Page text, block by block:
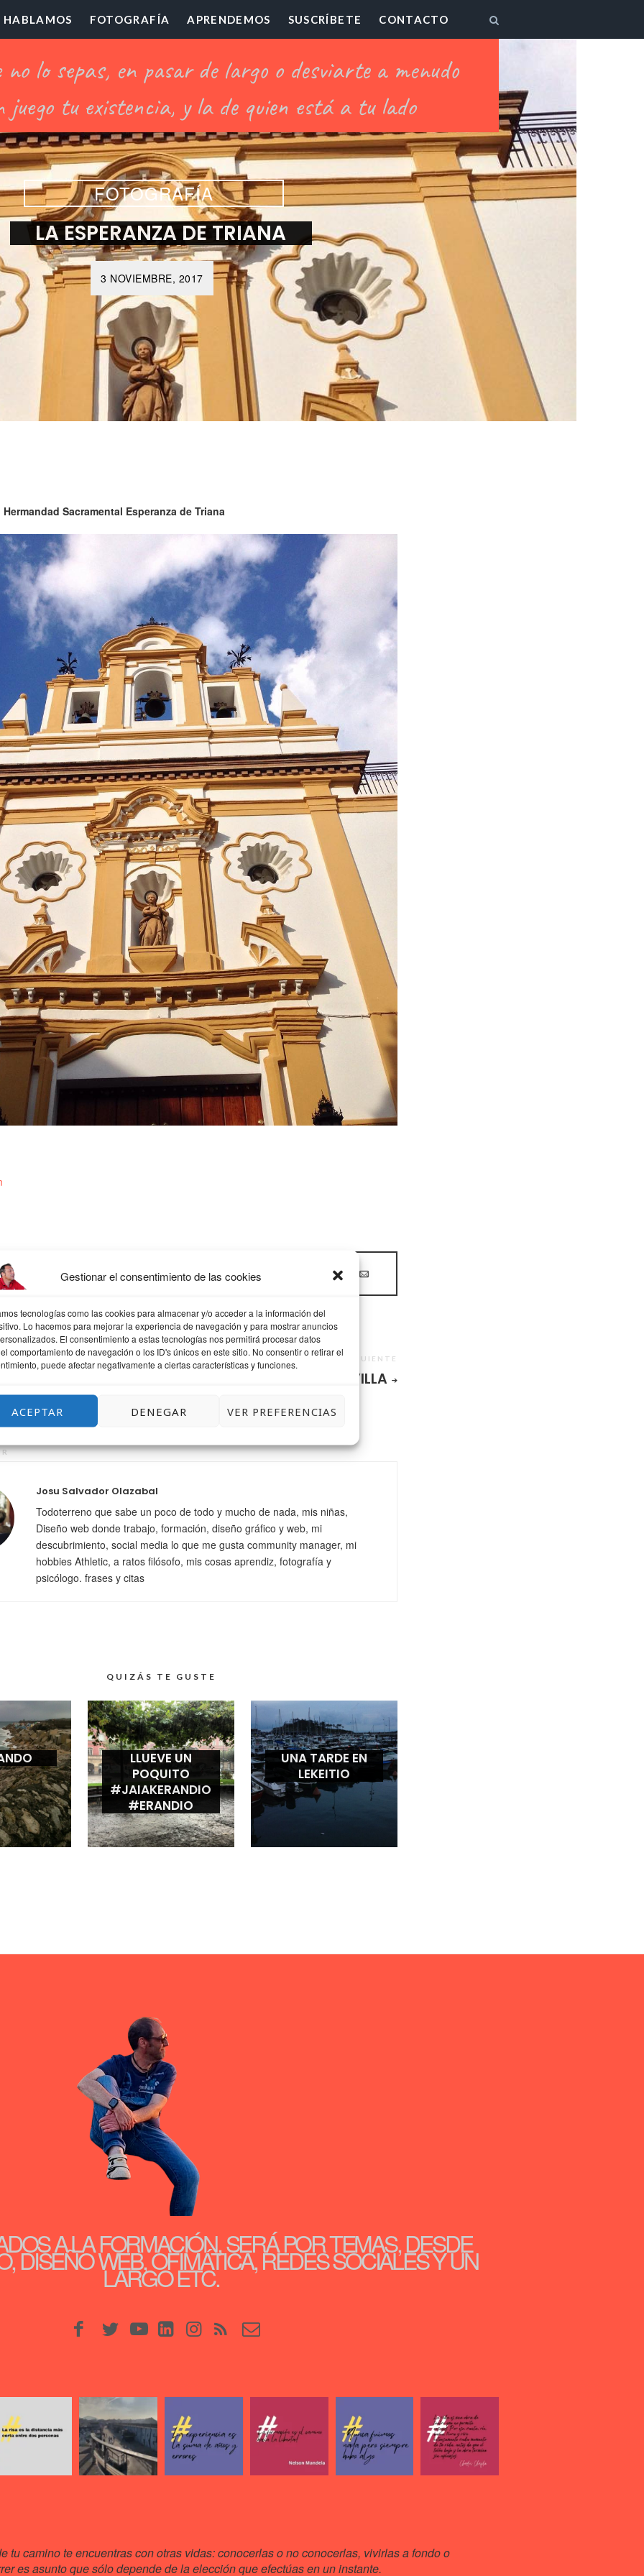
Gestionar el consentimiento de las cookies
tecnologías como las cookies para almacenar y/o acceder a la información del
Lo hacemos para mejorar la experiencia de navegación y para mostrar anuncios
El consentimiento a estas tecnologías nos permitirá procesar datos
comportamiento de navegación o los ID's únicos en este sitio. No consentir o retirar el
puede afectar negativamente a ciertas características y funciones.
ACEPTAR DENEGAR VER PREFERENCIAS
HABLAMOS FOTOGRAFÍA APRENDEMOS SUSCRÍBETE CONTACTO
FOTOGRAFÍA
LA ESPERANZA DE TRIANA
3 NOVIEMBRE, 2017
Hermandad Sacramental Esperanza de Triana
ES VIVIR
SIGUIENTE
SEVILLA
Josu Salvador Olazabal
Todoterreno que sabe un poco de todo y mucho de nada, mis niñas,
Diseño web donde trabajo, formación, diseño gráfico y web, mi
descubrimiento, social media lo que me gusta community manager, mi
hobbies Athletic, a ratos filósofo, mis cosas aprendiz, fotografía y
psicólogo. frases y citas
QUIZÁS TE GUSTE
LLUEVE UN
POQUITO
#JAIAKERANDIO
#ERANDIO
UNA TARDE EN
LEKEITIO
A LA FORMACIÓN, SERÁ POR TEMAS, DESDE
DISEÑO WEB, OFIMÁTICA, REDES SOCIALES Y UN
LARGO ETC.
tu camino te encuentras con otras vidas: conocerlas o no conocerlas, vivirlas a fondo o
es asunto que sólo depende de la elección que efectúas en un instante.